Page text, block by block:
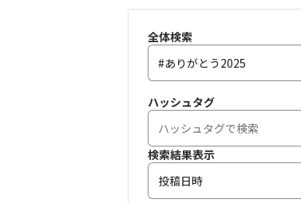
全体検索
ハッシュタグ
検索結果表示
投稿日時